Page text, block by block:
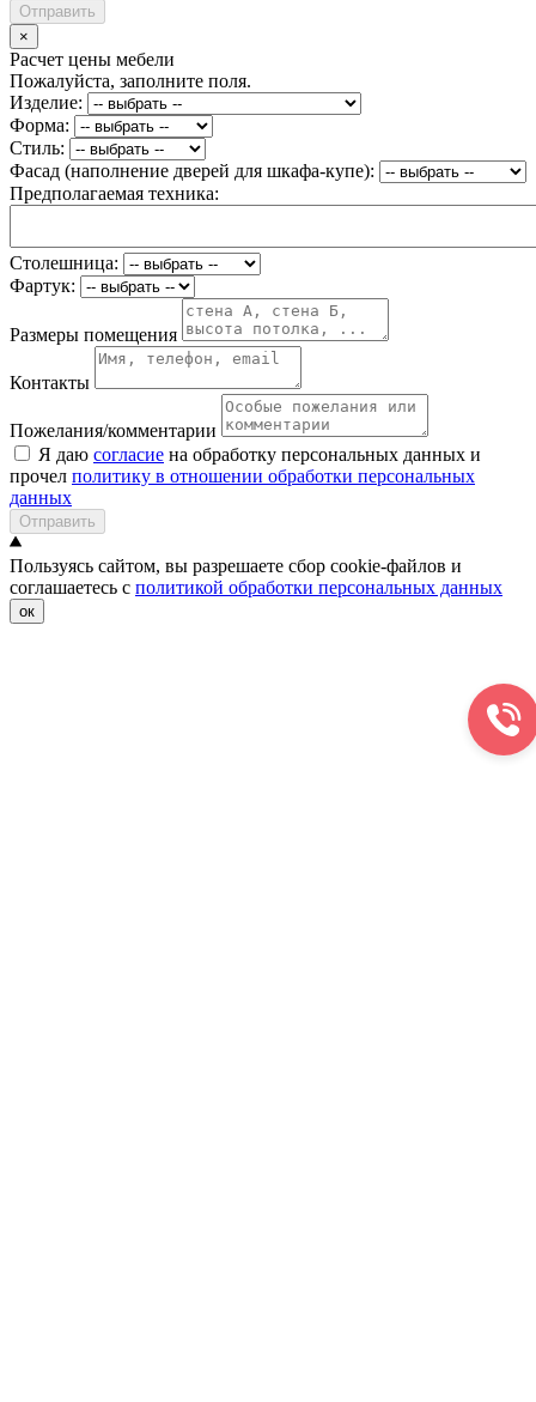
Отправить
×
Расчет цены мебели
Пожалуйста, заполните поля.
Изделие:
Форма:
Стиль:
Фасад (наполнение дверей для шкафа-купе):
Предполагаемая техника:
Столешница:
Фартук:
Размеры помещения
Контакты
Пожелания/комментарии
Я даю согласие на обработку персональных данных и
прочел политику в отношении обработки персональных
данных
Отправить
Пользуясь сайтом, вы разрешаете сбор cookie-файлов и
соглашаетесь с политикой обработки персональных данных
ок